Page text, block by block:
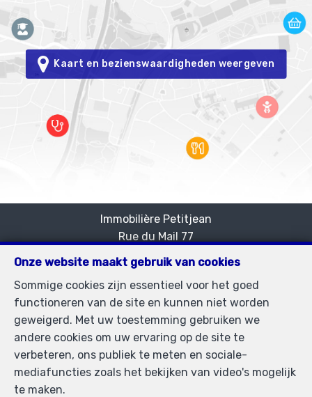
Kaart en bezienswaardigheden weergeven
Onze website maakt gebruik van cookies
Sommige cookies zijn essentieel voor het goed
functioneren van de site en kunnen niet worden
geweigerd. Met uw toestemming gebruiken we
andere cookies om uw ervaring op de site te
verbeteren, ons publiek te meten en sociale-
mediafuncties zoals het bekijken van video's mogelijk
te maken.
Immobilière Petitjean
—
Rue du Mail 77
1050 Bruxelles
TEL.02/537.03.70
—
immopetitjean@gmail.com
BIV-erkende vastgoedmakelaar in België, BIV N°
505438 - Ondernemingsnummer : BTW BE-
0425.723.793- Toezichthoudende Autoriteit :
Beroepinstituut van Vastgoedmakelaars
Luxemburgstraat, 16B - 1000 Brussel (+32 2 505 38 50